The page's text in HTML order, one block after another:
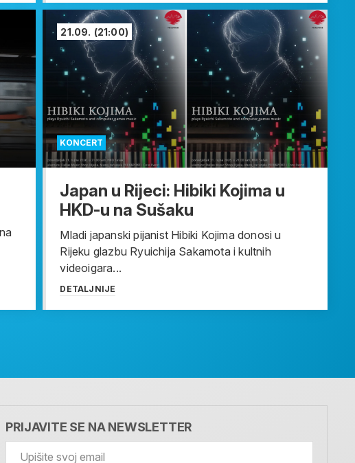
KONCERT
21.09. (21:00)
Japan u Rijeci: Hibiki Kojima u
HKD-u na Sušaku
Mladi japanski pijanist Hibiki Kojima donosi u
Rijeku glazbu Ryuichija Sakamota i kultnih
videoigara...
DETALJNIJE
PRIJAVITE SE NA NEWSLETTER